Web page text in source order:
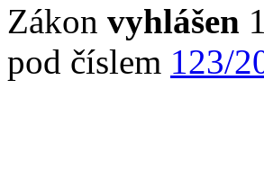
Zákon vyhlášen
pod číslem 123/